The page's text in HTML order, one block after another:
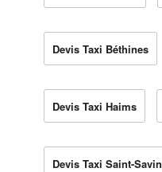
Devis Taxi Béthines
Devis Taxi Haims
Devis Taxi Saint-Savin